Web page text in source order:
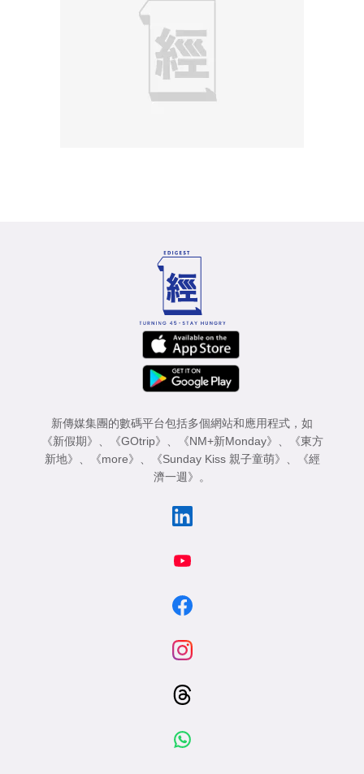
新傳媒集團的數碼平台包括多個網站和應用程式，如
《新假期》
《GOtrip》 《NM+新Monday》
《東方
新地》
《more》 《Sunday Kiss 親子童萌》
《經
濟一週》
。